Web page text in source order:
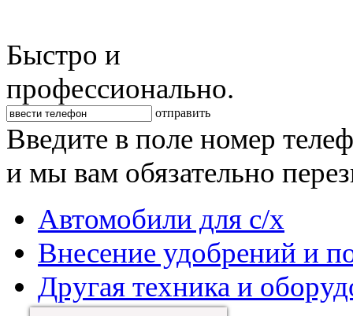
Быстро и
профессионально.
отправить
Введите в поле номер
и мы вам обязательно
Автомобили для с/х
Внесение удобрений и
Другая техника и